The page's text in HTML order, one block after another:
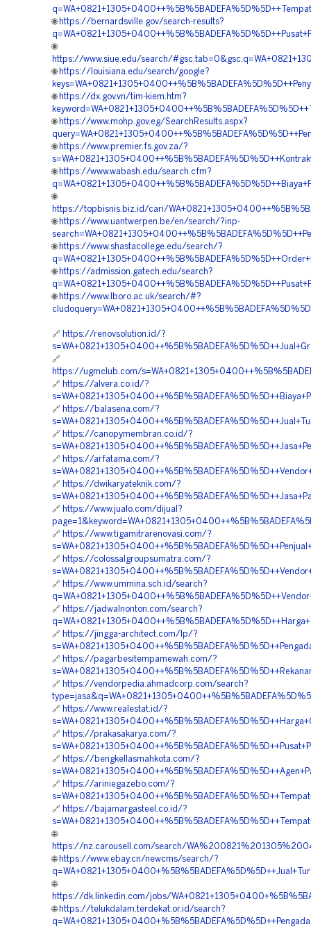
🌐 https://bernardsville.gov/search-results?
🌐
https://www.siue.edu/search/
🌐 https://louisiana.edu/search/google?
🌐 https://dx.gov.vn/tim-kiem.htm?
🌐 https://www.mohp.gov.eg/SearchResults.aspx?
🌐 https://www.premier.fs.gov.za/?
🌐 https://www.wabash.edu/search.cfm?
🌐
https://topbisnis.biz.id/cari/
🌐 https://www.uantwerpen.be/en/search/?inp-
🌐 https://www.shastacollege.edu/search/?
🌐 https://admission.gatech.edu/search?
🌐 https://www.lboro.ac.uk/search/#?
🔗 https://renovsolution.id/?
🔗
https://ugmclub.com/
🔗 https://alvera.co.id/?
🔗 https://balasena.com/?
🔗 https://canopymembran.co.id/?
🔗 https://arfatama.com/?
🔗 https://dwikaryateknik.com/?
🔗 https://www.jualo.com/dijual?
🔗 https://www.tigamitrarenovasi.com/?
🔗 https://colossalgroupsumatra.com/?
🔗 https://www.ummina.sch.id/search?
🔗 https://jadwalnonton.com/search?
🔗 https://jingga-architect.com/lp/?
🔗 https://pagarbesitempamewah.com/?
🔗 https://vendorpedia.ahmadcorp.com/search?
🔗 https://www.realestat.id/?
🔗 https://prakasakarya.com/?
🔗 https://bengkellasmahkota.com/?
🔗 https://ariniegazebo.com/?
🔗 https://bajamargasteel.co.id/?
🌐
https://nz.carousell.com/search/
🌐 https://www.ebay.cn/newcms/search/?
🌐
https://dk.linkedin.com/jobs/
🌐 https://telukdalam.terdekat.or.id/search?